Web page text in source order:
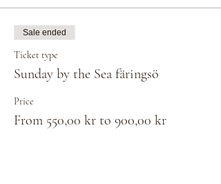
Sale ended
Ticket type
Sunday by the Sea färingsö
Price
From 550,00 kr to 900,00 kr